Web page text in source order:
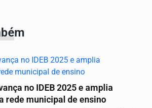
no IDEB 2025 e amplia
rede municipal de ensino